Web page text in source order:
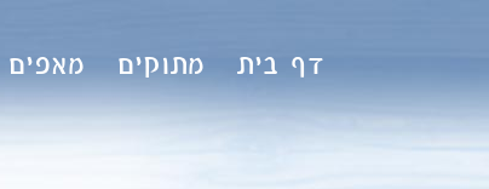
דף בית מתוקים מאפים